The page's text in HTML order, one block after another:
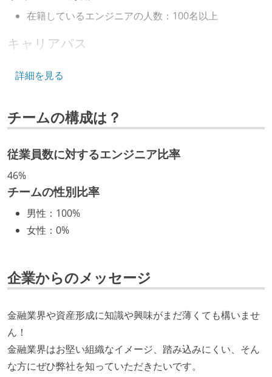
在籍しているエンジニアの人数：100名以上
キャリアパス
いる
ついて話す場が設けられている
年収800万円以上のエンジニアに、マネジメントの役
割を持たない人がいる
技術カルチャー
CTO またはそれに準じる、技術やワークフローの標準
化を行う役割の人・部門が存在する
取締役（社内）または執行役員として、エンジニアリ
が在籍している
スに登壇している
開発メンバーの裁量
設計・実装から運用までを同じ開発チームが担い、フ
詳細を見る
チームの構成は？
従業員数に対するエンジニア比率
46%
チームの性別比率
男性 ： 100%
女性 ： 0%
企業からのメッセージ
金融業界や資産形成に知識や興味がまだ薄くても構いませ
ん！
金融業界はお堅い組織なイメージ、踏み込みにくい、そん
な方にぜひ弊社を知っていただきたいです。